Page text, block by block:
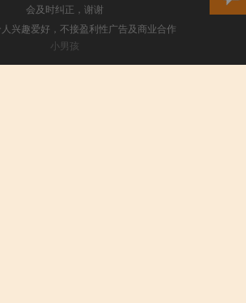
会及时纠正，谢谢
兴趣爱好，不接盈利性广告及商业合作
小男孩